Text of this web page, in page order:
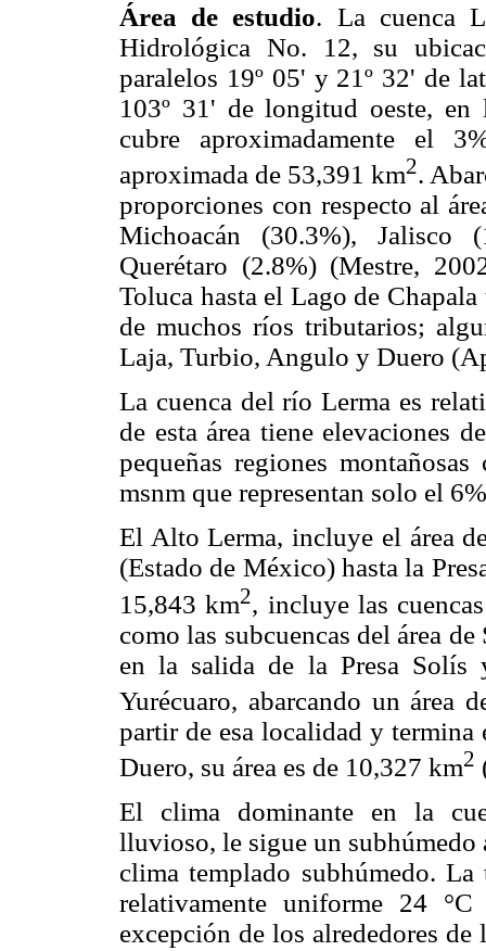
Área de estudio. La cuenca
Hidrológica No. 12, su
paralelos 19º 05' y 21º 32' de
103º 31' de longitud oeste,
cubre aproximadamente el
aproximada de 53,391 km2.
proporciones con respecto al
Michoacán (30.3%),
Querétaro (2.8%) (Mestre,
Toluca hasta el Lago de
de muchos ríos tributarios;
Laja, Turbio, Angulo y Duero
La cuenca del río Lerma es
de esta área tiene elevaciones
pequeñas regiones
msnm que representan solo el
El Alto Lerma, incluye el área
(Estado de México) hasta la
15,843 km2, incluye las
como las subcuencas del área
en la salida de la Presa Solís
Yurécuaro, abarcando un área
partir de esa localidad y
Duero, su área es de 10,327 km2
El clima dominante en la
lluvioso, le sigue un subhúmedo
clima templado subhúmedo. La
relativamente uniforme 24
excepción de los alrededores